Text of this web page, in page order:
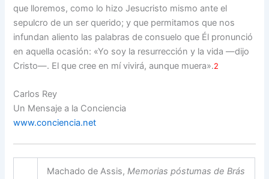
que lloremos, como lo hizo Jesucristo mismo ante el
sepulcro de un ser querido; y que permitamos que nos
infundan aliento las palabras de consuelo que Él pronunció
en aquella ocasión: «Yo soy la resurrección y la vida —dijo
Cristo—. El que cree en mí vivirá, aunque muera».2
Carlos Rey
Un Mensaje a la Conciencia
www.conciencia.net
Machado de Assis, Memorias póstumas de Brás